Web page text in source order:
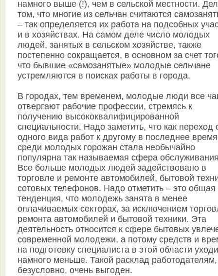
намного выше (!), чем в сельской местности.
том, что многие из сельчан считаются
– так определяется их работа на подсобных
и в хозяйствах. На самом деле число молодых
людей, занятых в сельском хозяйстве, также
постепенно сокращается, в основном за счет
что бывшие «самозанятые» молодые сельчане
устремляются в поисках работы в города.
В городах, тем временем, молодые люди все
отвергают рабочие профессии, стремясь к
получению высококвалифицированной
специальности. Надо заметить, что как переход
одного вида работ к другому в последнее время
среди молодых горожан стала необычайно
популярна так называемая сфера
Все больше молодых людей задействовано в
торговле и ремонте автомобилей, бытовой
сотовых телефонов. Надо отметить – это общая
тенденция, что молодежь занята в менее
оплачиваемых секторах, за исключением
ремонта автомобилей и бытовой техники. Эта
деятельность относится к сфере бытовых
современной молодежи, а потому средств и
на подготовку специалиста в этой области
намного меньше. Такой расклад работодателям,
безусловно, очень выгоден.